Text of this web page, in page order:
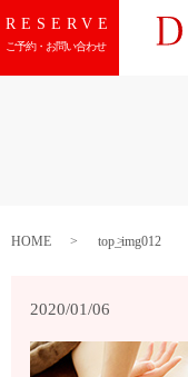
RESERVE
ご予約・お問い合わせ
HOME top_img012
2020/01/06